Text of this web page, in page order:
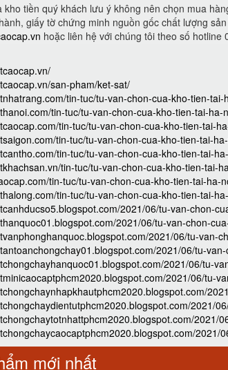
kho tiền quý khách lưu ý không nên chọn mua
giấy tờ chứng minh nguồn gốc chất lượng
hoặc liên hệ với chúng tôi theo số hotline
san-pham/ket-sat/
tin-tuc/tu-van-chon-cua-kho-tien-tai-
tin-tuc/tu-van-chon-cua-kho-tien-tai-ha-
tin-tuc/tu-van-chon-cua-kho-tien-tai-
tin-tuc/tu-van-chon-cua-kho-tien-tai-
tin-tuc/tu-van-chon-cua-kho-tien-tai-
tin-tuc/tu-van-chon-cua-kho-tien-tai-
tin-tuc/tu-van-chon-cua-kho-tien-tai-ha-
tin-tuc/tu-van-chon-cua-kho-tien-tai-
2021/06/tu-van-chon-
2021/06/tu-van-chon-
2021/06/tu-van-
2021/06/tu-
2021/06/tu-
2021/06/tu-
2021/
2021/
mới nhất